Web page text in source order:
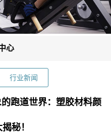
心
行业新闻
跑道世界：塑胶材料颜
秘！